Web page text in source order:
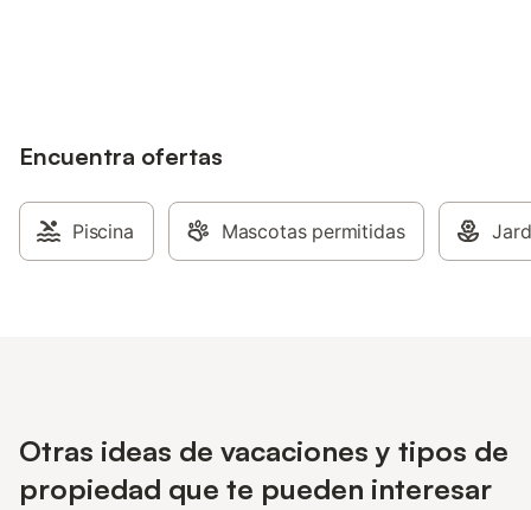
Encuentra ofertas
Piscina Mascotas permitidas
Otras ideas de vacaciones y tipos de
propiedad que te pueden interesar